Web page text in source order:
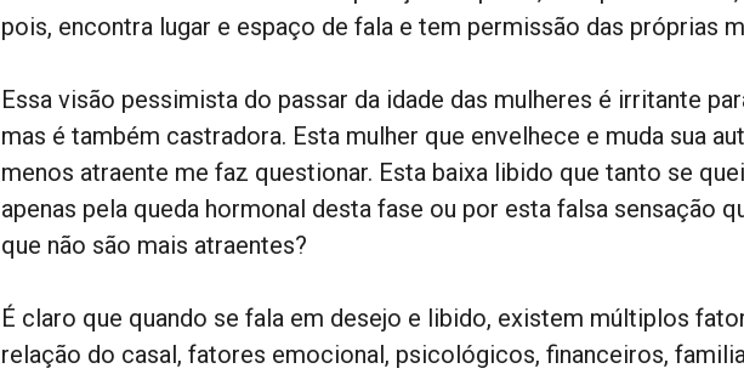
pois, encontra lugar e espaço de fala e tem permissão das próprias
Essa visão pessimista do passar da idade das mulheres é irritante
mas é também castradora. Esta mulher que envelhece e muda sua
menos atraente me faz questionar. Esta baixa libido que tanto se
apenas pela queda hormonal desta fase ou por esta falsa sensação
que não são mais atraentes?
É claro que quando se fala em desejo e libido, existem múltiplos
relação do casal, fatores emocional, psicológicos, financeiros,